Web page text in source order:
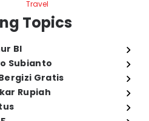
Travel
Topics
BI
Subianto
Gratis
Rupiah